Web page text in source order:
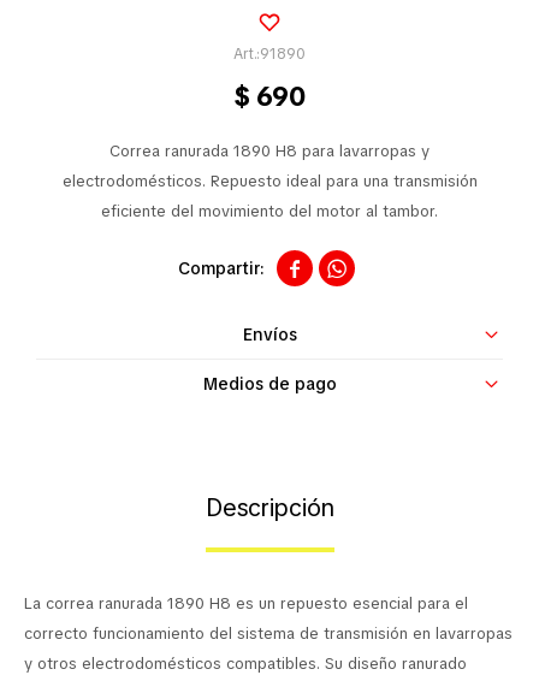
91890
$ 690
Correa ranurada 1890 H8 para lavarropas y
electrodomésticos. Repuesto ideal para una transmisión
eficiente del movimiento del motor al tambor.
 
Envíos
Medios de pago
Descripción
La correa ranurada 1890 H8 es un repuesto esencial para el
correcto funcionamiento del sistema de transmisión en lavarropas
y otros electrodomésticos compatibles. Su diseño ranurado
Limpieza vehícular